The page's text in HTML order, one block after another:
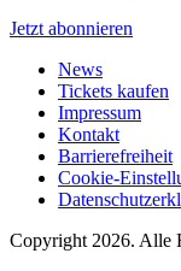
Jetzt abonnieren
News
Tickets kaufen
Impressum
Kontakt
Barrierefreiheit
Cookie-
Copyright 2026. Alle